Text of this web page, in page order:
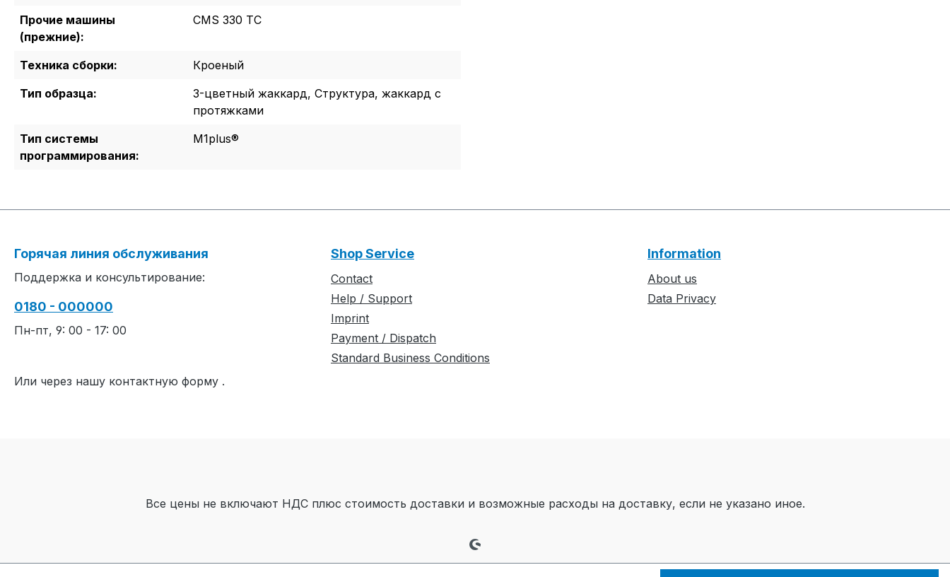
Прочие машины
(прежние):
CMS 330 TC
Техника сборки:
Кроеный
Тип образца:
3-цветный жаккард, Структура, жаккард с
протяжками
Тип системы
программирования:
M1plus®
Горячая линия обслуживания
Поддержка и консультирование:
0180 - 000000
Пн-пт, 9: 00 - 17: 00
Или через нашу контактную форму .
Shop Service
Contact
Help / Support
Imprint
Payment / Dispatch
Standard Business Conditions
Information
About us
Data Privacy
Все цены не включают НДС плюс стоимость доставки и возможные расходы на доставку, если не указано иное.